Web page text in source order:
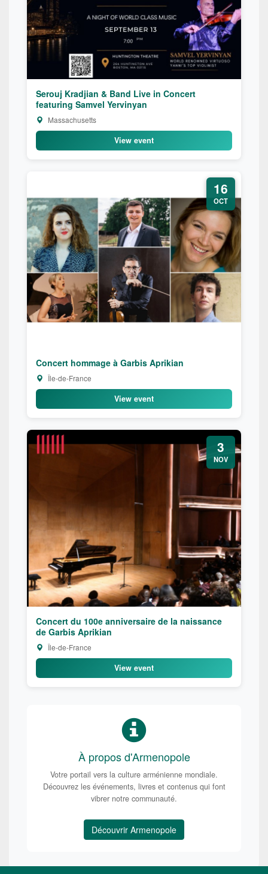
Serouj Kradjian & Band Live in Concert
featuring Samvel Yervinyan
Massachusetts
View event
16
OCT
Concert hommage à Garbis Aprikian
Île-de-France
View event
3
NOV
Concert du 100e anniversaire de la naissance
de Garbis Aprikian
Île-de-France
View event
À propos d'Armenopole
Votre portail vers la culture arménienne mondiale.
Découvrez les événements, livres et contenus qui font
vibrer notre communauté.
Découvrir Armenopole